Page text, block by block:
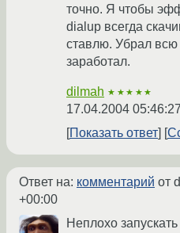
точно. Я чтобы
dialup всегда
ставлю. Убрал всю
заработал.
dilmah ★★★★★
17.04.2004
Показать ответ
Ответ на: комментарий от
+00:00
Неплохо